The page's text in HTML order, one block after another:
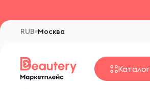
Москва
RUB
Каталог